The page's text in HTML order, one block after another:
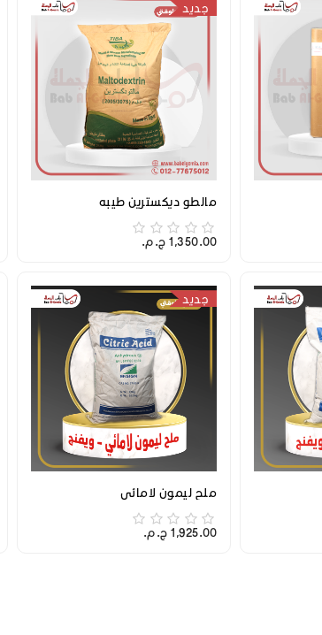
جديد
مالطو ديكسترين طيبه
1,350.00 ج.م.‏
جديد
ملح ليمون لامائي
1,925.00 ج.م.‏